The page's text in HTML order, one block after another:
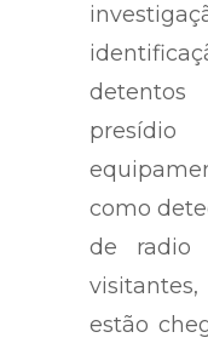
como
de radio
estão